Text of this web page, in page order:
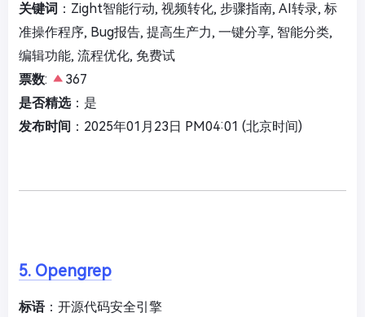
关键词 ：Zight智能行动, 视频转化, 步骤指南, AI转录, 标
准操作程序, Bug报告, 提高生产力, 一键分享, 智能分类,
编辑功能, 流程优化, 免费试
票数:
367
是否精选：是
发布时间 ：2025年01月23日 PM04:01 (北京时间)
5. Opengrep
标语：开源代码安全引擎